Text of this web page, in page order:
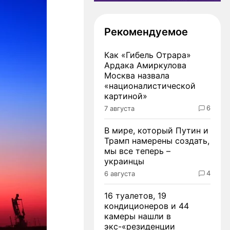
Рекомендуемое
Как «Гибель Отрара»
Ардака Амиркулова
Москва назвала
«националистической
картиной»
7 августа 6
В мире, который Путин и
Трамп намерены создать,
мы все теперь –
украинцы
6 августа 4
16 туалетов, 19
кондиционеров и 44
камеры нашли в
экс-«резиденции